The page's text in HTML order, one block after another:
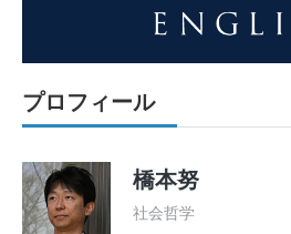
プロフィール
橋本努
社会哲学